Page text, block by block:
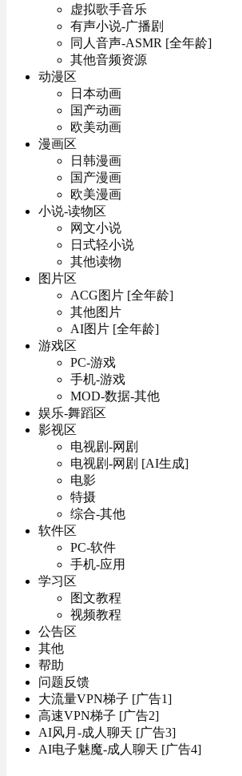
虚拟歌手音乐
有声小说-广播剧
同人音声-ASMR [全年龄]
其他音频资源
动漫区
日本动画
国产动画
欧美动画
漫画区
日韩漫画
国产漫画
欧美漫画
小说-读物区
网文小说
日式轻小说
其他读物
图片区
ACG图片 [全年龄]
其他图片
AI图片 [全年龄]
游戏区
PC-游戏
手机-游戏
MOD-数据-其他
娱乐-舞蹈区
影视区
电视剧-网剧
电视剧-网剧 [AI生成]
电影
特摄
综合-其他
软件区
PC-软件
手机-应用
学习区
图文教程
视频教程
公告区
其他
帮助
问题反馈
大流量VPN梯子 [广告1]
高速VPN梯子 [广告2]
AI风月-成人聊天 [广告3]
AI电子魅魔-成人聊天 [广告4]